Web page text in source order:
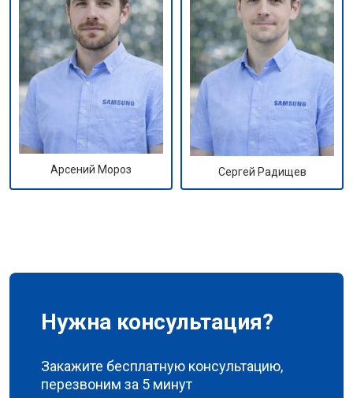
Арсений Мороз Сергей Радищев
Нужна консультация?
Закажите бесплатную консультацию,
перезвоним за 5 минут